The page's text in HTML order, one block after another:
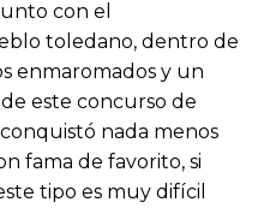
con el
toledano, dentro de
enmaromados y un
este concurso de
nada menos
fama de favorito, si
tipo es muy difícil